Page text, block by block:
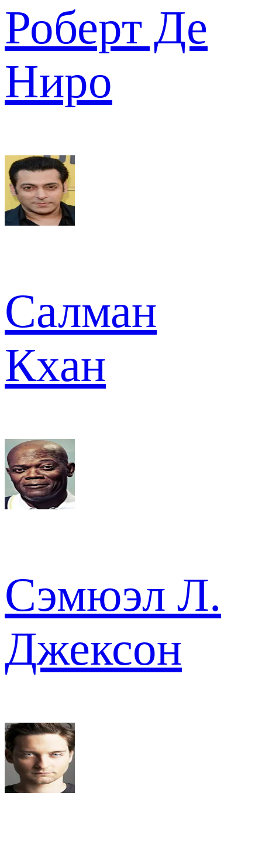
Роберт Де
Ниро
Салман
Кхан
Сэмюэл Л.
Джексон